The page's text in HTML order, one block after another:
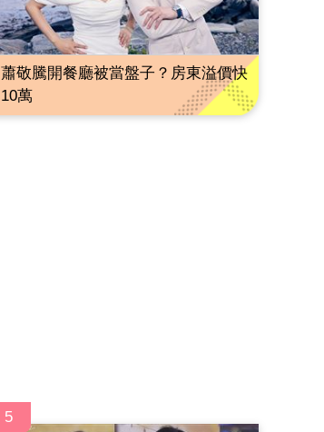
蕭敬騰開餐廳被當盤子？房東溢價快
10萬
5